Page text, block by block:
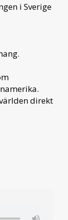
i Sverige
direkt